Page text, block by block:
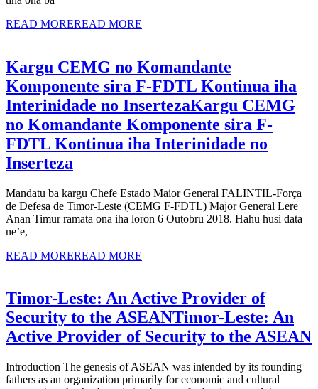
READ MOREREAD MORE
Kargu CEMG no Komandante
Komponente sira F-FDTL Kontinua iha
Interinidade no InsertezaKargu CEMG
no Komandante Komponente sira F-
FDTL Kontinua iha Interinidade no
Inserteza
Mandatu ba kargu Chefe Estado Maior General FALINTIL-Força
de Defesa de Timor-Leste (CEMG F-FDTL) Major General Lere
Anan Timur ramata ona iha loron 6 Outobru 2018. Hahu husi data
ne’e,
READ MOREREAD MORE
Timor-Leste: An Active Provider of
Security to the ASEANTimor-Leste: An
Active Provider of Security to the ASEAN
Introduction The genesis of ASEAN was intended by its founding
fathers as an organization primarily for economic and cultural